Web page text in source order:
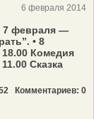
6 февраля 2014
7 февраля —
• 8
Комедия
Сказка
Комментариев: 0